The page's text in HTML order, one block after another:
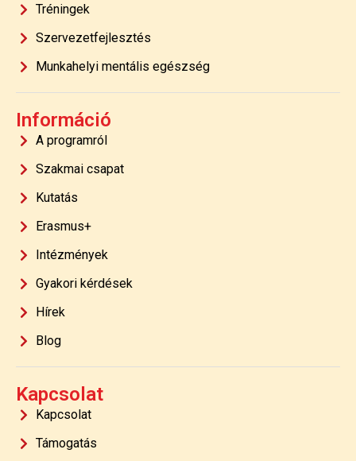
Tréningek
Szervezetfejlesztés
Munkahelyi mentális egészség
Információ
A programról
Szakmai csapat
Kutatás
Erasmus+
Intézmények
Gyakori kérdések
Hírek
Blog
Kapcsolat
Kapcsolat
Támogatás